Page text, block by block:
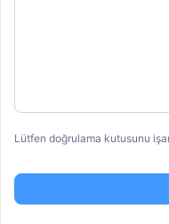
Lütfen doğrulama kutusunu